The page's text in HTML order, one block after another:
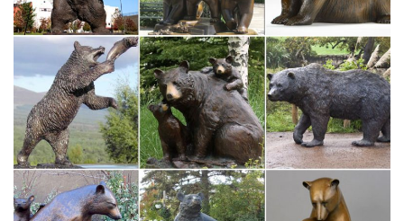
антикварные статуэтки, цена на которые бывает как высокой,
так и демократичной, приобретают не только потому, что они
способны привнести в обстановку…
Купить старинную статуэтку, древнюю скульптуру на
аукционе…
Древняя Скульптура. Подыскиваете старинные скульптуры?
Почему стоит покупать антиквариат? В настоящее время
антикварные статуэтки, цена на которые бывает как высокой,
так и демократичной, приобретают не только потому, что они
способны привнести в обстановку…